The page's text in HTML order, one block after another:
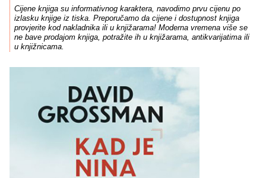
Cijene knjiga su informativnog karaktera, navodimo prvu cijenu po
izlasku knjige iz tiska. Preporučamo da cijene i dostupnost knjiga
provjerite kod nakladnika ili u knjižarama! Moderna vremena više se
ne bave prodajom knjiga, potražite ih u knjižarama, antikvarijatima ili
u knjižnicama.